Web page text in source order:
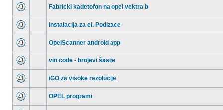
Fabricki kadetofon na opel vektra b
Instalacija za el. Podizace
OpelScanner android app
vin code - brojevi šasije
iGO za visoke rezolucije
OPEL programi